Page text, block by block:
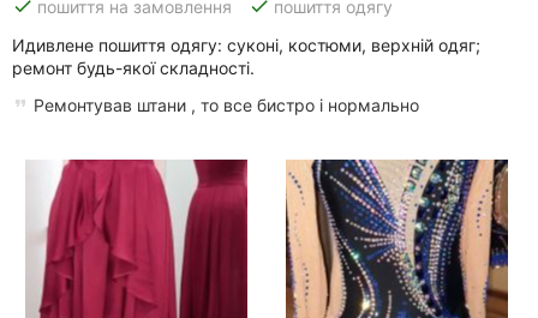
Всі
рубрики
Всі
міста:
Вінниця
done пошиття на замовлення done пошиття одягу
Идивлене пошиття одягу: суконі, костюми, верхній одяг;
ремонт будь-якої складності.
Ремонтував штани , то все бистро і нормально